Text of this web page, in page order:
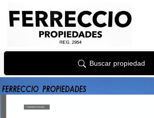
Buscar propiedad
Propiedad Destacada